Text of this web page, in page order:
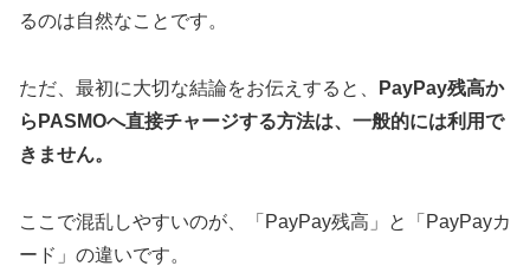
るのは自然なことです。
ただ、最初に大切な結論をお伝えすると、
PayPay残高か
らPASMOへ直接チャージする方法は、一般的には利用で
きません。
ここで混乱しやすいのが、「PayPay残高」と「PayPayカ
ード」の違いです。